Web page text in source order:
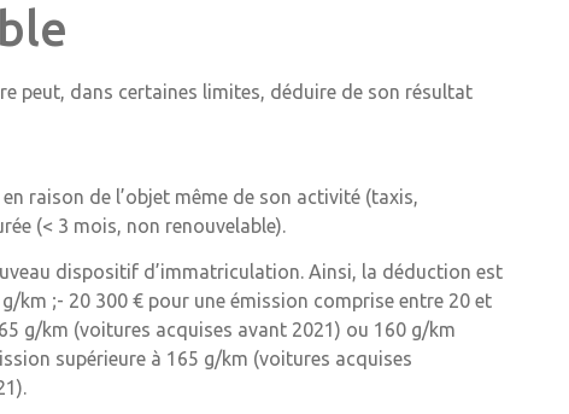
peut, dans certaines limites, déduire de son résultat
raison de l’objet même de son activité (taxis,
(< 3 mois, non renouvelable).
dispositif d’immatriculation. Ainsi, la déduction est
km ;- 20 300 € pour une émission comprise entre 20 et
g/km (voitures acquises avant 2021) ou 160 g/km
supérieure à 165 g/km (voitures acquises